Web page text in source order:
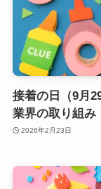
接着の日（9月
業界の取り組み
2026年2月23日